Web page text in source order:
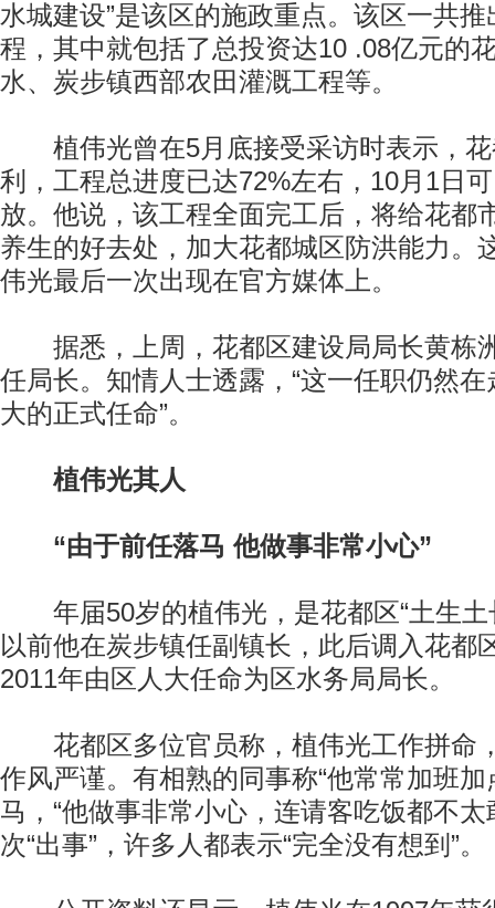
水城建设”是该区的施政重点。该区一共推
程，其中就包括了总投资达10 .08亿元的
水、炭步镇西部农田灌溉工程等。
植伟光曾在5月底接受采访时表示，花
利，工程总进度已达72%左右，10月1日
放。他说，该工程全面完工后，将给花都
养生的好去处，加大花都城区防洪能力。
伟光最后一次出现在官方媒体上。
据悉，上周，花都区建设局局长黄栋
任局长。知情人士透露，“这一任职仍然
大的正式任命”。
植伟光其人
“由于前任落马 他做事非常小心”
年届50岁的植伟光，是花都区“土生土
以前他在炭步镇任副镇长，此后调入花都
2011年由区人大任命为区水务局局长。
花都区多位官员称，植伟光工作拼命
作风严谨。有相熟的同事称“他常常加班加
马，“他做事非常小心，连请客吃饭都不太
次“出事”，许多人都表示“完全没有想到”。